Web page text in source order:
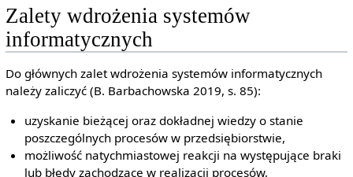
Zalety wdrożenia systemów
informatycznych
Do głównych zalet wdrożenia systemów informatycznych
należy zaliczyć (B. Barbachowska 2019, s. 85):
uzyskanie bieżącej oraz dokładnej wiedzy o stanie
poszczególnych procesów w przedsiębiorstwie,
możliwość natychmiastowej reakcji na występujące braki
lub błędy zachodzące w realizacji procesów,